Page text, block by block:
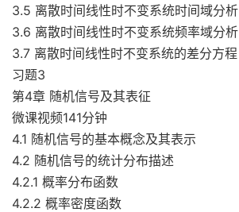
3.5 离散时间线性时不变系统时间域分析
3.6 离散时间线性时不变系统频率域分析
3.7 离散时间线性时不变系统的差分方程
习题3
第4章 随机信号及其表征
微课视频141分钟
4.1 随机信号的基本概念及其表示
4.2 随机信号的统计分布描述
4.2.1 概率分布函数
4.2.2 概率密度函数